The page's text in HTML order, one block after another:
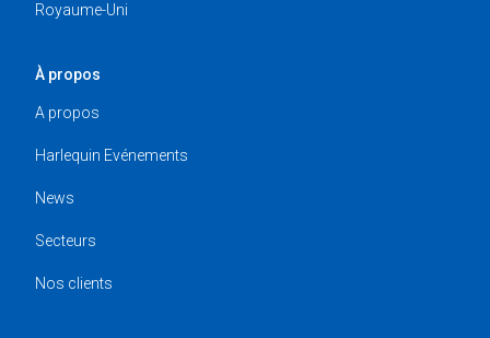
Royaume-Uni
À propos
A propos
Harlequin Evénements
News
Secteurs
Nos clients